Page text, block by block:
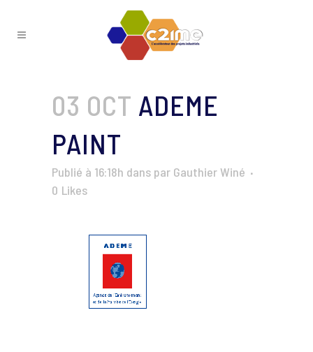
03 OCT ADEME
PAINT
Publié à 16:18h dans par Gauthier Winé
0 Likes